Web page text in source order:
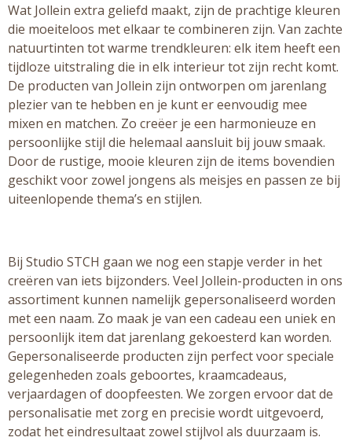
Wat Jollein extra geliefd maakt, zijn de prachtige kleuren
die moeiteloos met elkaar te combineren zijn. Van zachte
natuurtinten tot warme trendkleuren: elk item heeft een
tijdloze uitstraling die in elk interieur tot zijn recht komt.
De producten van Jollein zijn ontworpen om jarenlang
plezier van te hebben en je kunt er eenvoudig mee
mixen en matchen. Zo creëer je een harmonieuze en
persoonlijke stijl die helemaal aansluit bij jouw smaak.
Door de rustige, mooie kleuren zijn de items bovendien
geschikt voor zowel jongens als meisjes en passen ze bij
uiteenlopende thema’s en stijlen.
Bij Studio STCH gaan we nog een stapje verder in het
creëren van iets bijzonders. Veel Jollein-producten in ons
assortiment kunnen namelijk gepersonaliseerd worden
met een naam. Zo maak je van een cadeau een uniek en
persoonlijk item dat jarenlang gekoesterd kan worden.
Gepersonaliseerde producten zijn perfect voor speciale
gelegenheden zoals geboortes, kraamcadeaus,
verjaardagen of doopfeesten. We zorgen ervoor dat de
personalisatie met zorg en precisie wordt uitgevoerd,
zodat het eindresultaat zowel stijlvol als duurzaam is.